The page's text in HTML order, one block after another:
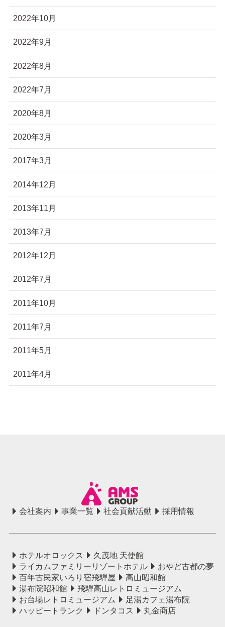
2022年10月
2022年9月
2022年8月
2022年7月
2020年8月
2020年3月
2017年3月
2014年12月
2013年11月
2013年7月
2012年12月
2012年7月
2011年10月
2011年7月
2011年5月
2011年4月
会社案内 事業一覧 社会貢献活動 採用情報
ホテルオロックス
久茂地 天使館
ライカムファミリーリゾートホテル
おやど古都の夢
百年古民家いろり宿飛騨屋
高山昭和館
湯布院昭和館
飛騨高山レトロミュージアム
お台場レトロミュージアム
足湯カフェ湯布院
ハッピートランク
ドンタコス 丸金商店